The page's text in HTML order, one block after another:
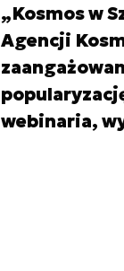
„Kosmos w
Agencji
webinaria,